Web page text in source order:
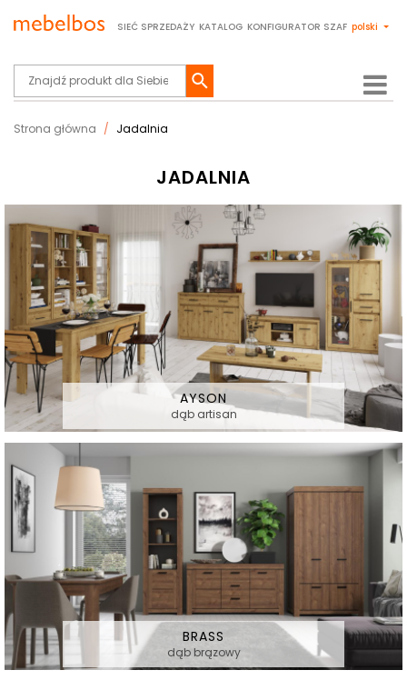
SIEĆ SPRZEDAŻY KATALOG KONFIGURATOR SZAF polski
Strona główna Jadalnia
JADALNIA
AYSON
dąb artisan
BRASS
dąb brązowy